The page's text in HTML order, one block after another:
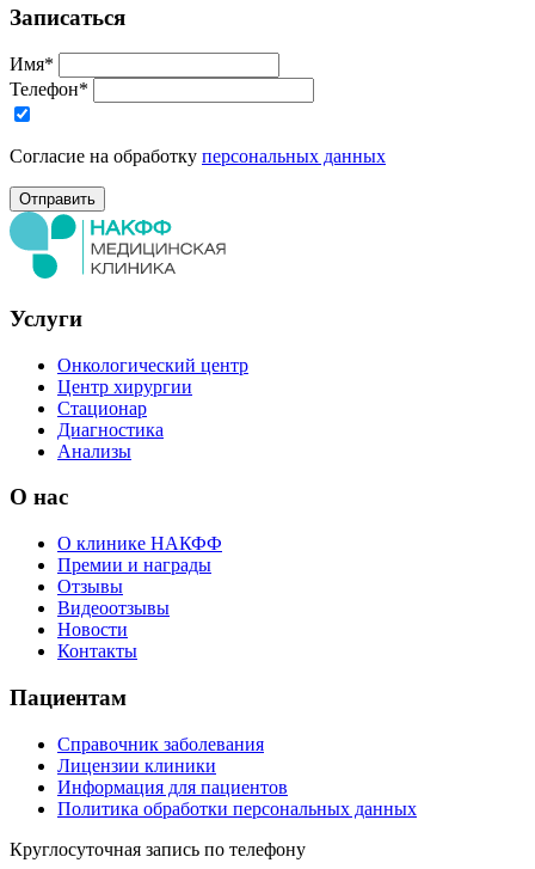
Записаться
Имя*
Телефон*
Согласие на обработку персональных данных
Услуги
Онкологический центр
Центр хирургии
Стационар
Диагностика
Анализы
О нас
О клинике НАКФФ
Премии и награды
Отзывы
Видеоотзывы
Новости
Контакты
Пациентам
Справочник заболевания
Лицензии клиники
Информация для пациентов
Политика обработки персональных данных
Круглосуточная запись по телефону